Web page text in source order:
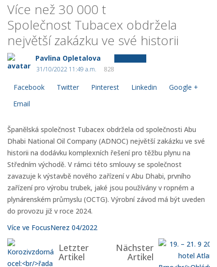
Více než 30 000 t
Společnost Tubacex obdržela
největší zakázku ve své historii
Pavlina Opletalova
31/10/2022 11:49 a.m.
828
Facebook Twitter Pinterest Linkedin
Google +
Email
Španělská společnost Tubacex obdržela od společnosti Abu
Dhabi National Oil Company (ADNOC) největší zakázku ve své
historii na dodávku komplexních řešení pro těžbu plynu na
Středním východě. V rámci této smlouvy se společnost
zavazuje k výstavbě nového zařízení v Abu Dhabi, prvního
zařízení pro výrobu trubek, jaké jsou používány v ropném a
plynárenském průmyslu (OCTG). Výrobní závod má být uveden
do provozu již v roce 2024.
Více ve FocusNerez 04/2022
Letzter
Artikel
Nächster
Artikel